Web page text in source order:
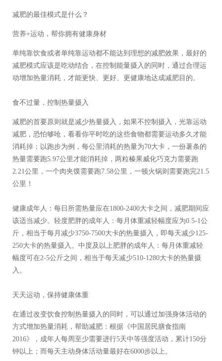
减肥的最佳模式是什么？
营养+运动，帮你拥有健康身材
单纯靠饮食或者单纯靠运动都不能达到理想的减肥效果，最好的
减肥模式应该是吃动结合，在控制能量摄入的同时，通过合理运
动增加热量消耗，才能更快、更好、更健康地达成减肥目的。
食不过量，控制热量摄入
减肥的首要原则就是减少热量摄入，如果不控制摄入，光靠运动
减肥，恐怕够呛，看看你平时吃的这些食物都需要运动多久才能
消耗掉：以跑步为例，每公里消耗的热量为70大卡，一份薯条的
热量需要跑5.97公里才能消耗掉，两粒榛果威化巧克力需要跑
2.21公里，一个肉夹馍需要跑7.58公里，一顿火锅则需要跑完21.5
公里！
健康成年人：每日所需热量应在1800-2400大卡之间，减肥期间应
该适当减少。轻度肥胖的成年人：每月体重减轻幅度应为0.5-1公
斤，相当于每月减少3750-7500大卡的热量摄入，即每天减少125-
250大卡的热量摄入。中度及以上肥胖的成年人：每月体重减轻
幅度可在2-5公斤之间，相当于每天减少510-1280大卡的热量摄
入。
天天运动，保持健康体重
在通过改变饮食控制热量摄入的同时，可以通过加强身体活动的
方式增加热量消耗，帮助减肥：根据《中国居民膳食指南
2016》，成年人每周至少需要进行5天中等强度活动，累计150分
钟以上；而每天主动身体活动量最好在6000步以上。